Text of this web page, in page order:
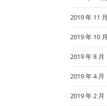
2019 年 11 月
2019 年 10 月
2019 年 8 月
2019 年 4 月
2019 年 2 月